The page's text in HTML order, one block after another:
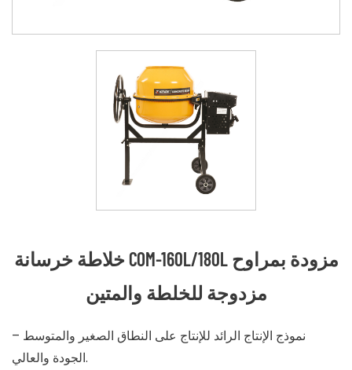
خلاطة خرسانة COM-160L/180L مزودة بمراوح
مزدوجة للخلطة والمتين
نموذج الإنتاج الرائد للإنتاج على النطاق الصغير والمتوسط ​​–
الجودة والعالي.